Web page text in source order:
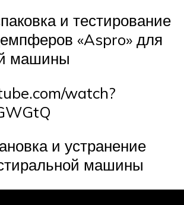
и тестирование
«Aspro» для
машины
watch?
и устранение
машины